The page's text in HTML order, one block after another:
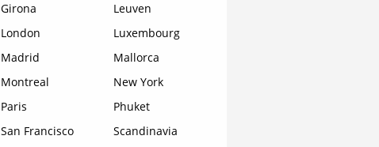
Girona
Leuven
London
Luxembourg
Madrid
Mallorca
Montreal
New York
Paris
Phuket
San Francisco
Scandinavia